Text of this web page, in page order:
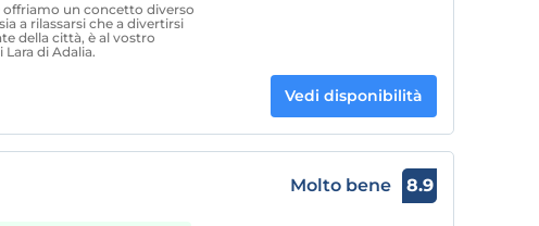
offriamo un concetto diverso
a rilassarsi che a divertirsi
della città, è al vostro
di Adalia.
Vedi disponibilità
Molto bene 8.9